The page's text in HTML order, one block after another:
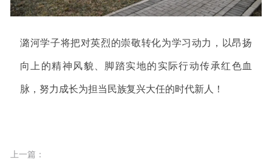
潞河学子将把对英烈的崇敬转化为学习动力，以昂扬
向上的精神风貌、脚踏实地的实际行动传承红色血
脉，努力成长为担当民族复兴大任的时代新人！
上一篇：